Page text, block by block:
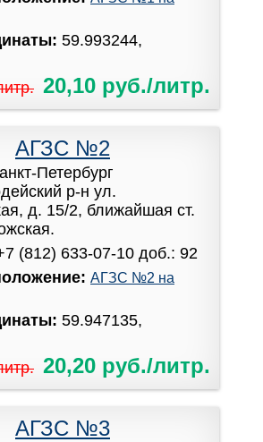
59.993244,
20,10 руб./литр.
АГЗС №2
Петербург
р-н ул.
д. 15/2, ближайшая ст.
(812) 633-07-10 доб.: 92
АГЗС №2 на
59.947135,
20,20 руб./литр.
АГЗС №3